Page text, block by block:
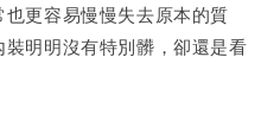
更容易慢慢失去原本的質
明明沒有特別髒，卻還是看